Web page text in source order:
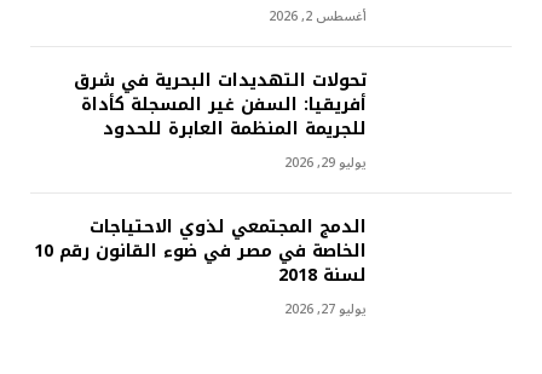
أغسطس 2, 2026
تحولات التهديدات البحرية في شرق
أفريقيا: السفن غير المسجلة كأداة
للجريمة المنظمة العابرة للحدود
يوليو 29, 2026
الدمج المجتمعي لذوي الاحتياجات
الخاصة في مصر في ضوء القانون رقم 10
لسنة 2018
يوليو 27, 2026